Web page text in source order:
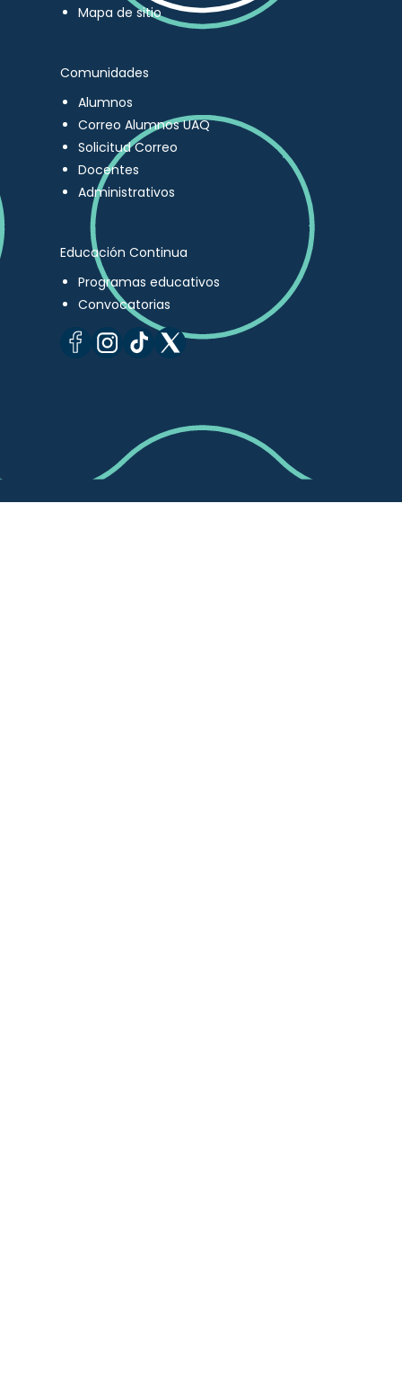
Mapa de sitio
Comunidades
Alumnos
Correo Alumnos UAQ
Solicitud Correo
Docentes
Administrativos
Educación Continua
Programas educativos
Convocatorias